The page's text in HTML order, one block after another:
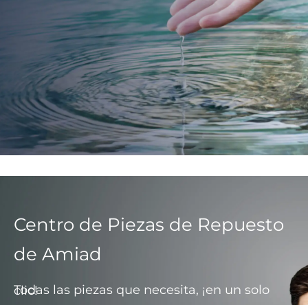
Centro de Piezas de Repuesto
de Amiad
Todas las piezas que necesita, ¡en un solo clic!